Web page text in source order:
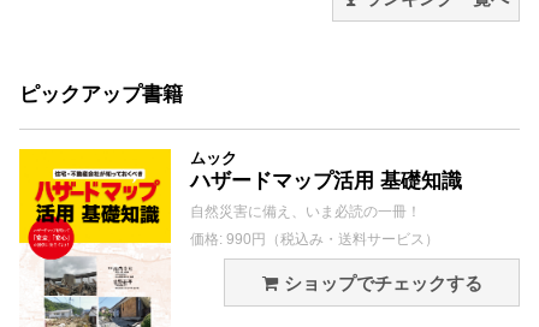
ピックアップ書籍
ムック
ハザードマップ活用 基礎知識
自然災害に備え、いま必読の一冊！
価格: 990円（税込み・送料サービス）
ショップでチェックする